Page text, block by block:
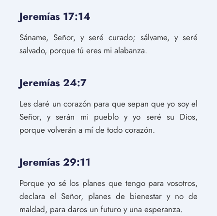
Jeremías 17:14
Sáname, Señor, y seré curado; sálvame, y seré
salvado, porque tú eres mi alabanza.
Jeremías 24:7
Les daré un corazón para que sepan que yo soy el
Señor, y serán mi pueblo y yo seré su Dios,
porque volverán a mí de todo corazón.
Jeremías 29:11
Porque yo sé los planes que tengo para vosotros,
declara el Señor, planes de bienestar y no de
maldad, para daros un futuro y una esperanza.